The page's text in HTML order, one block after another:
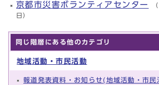
京都市災害ボランティアセンター
日）
同じ階層にある他のカテゴリ
地域活動・市民活動
報道発表資料・お知らせ(地域活動・市民